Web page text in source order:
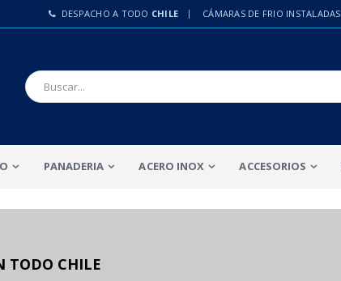
DESPACHO A TODO CHILE CÁMARAS DE FRIO INSTALADAS
PANADERIA ACERO INOX ACCESORIOS
TODO CHILE